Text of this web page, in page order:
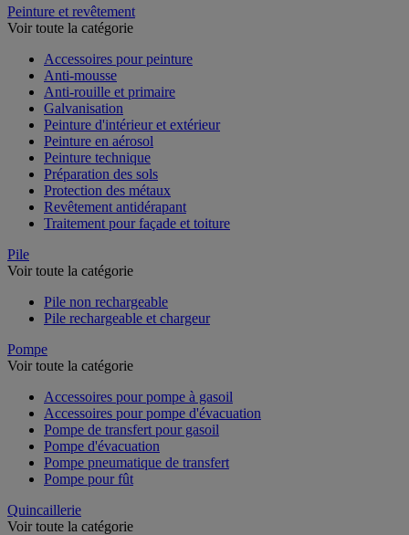
Peinture et revêtement
Voir toute la catégorie
Accessoires pour peinture
Anti-mousse
Anti-rouille et primaire
Galvanisation
Peinture d'intérieur et extérieur
Peinture en aérosol
Peinture technique
Préparation des sols
Protection des métaux
Revêtement antidérapant
Traitement pour façade et toiture
Pile
Voir toute la catégorie
Pile non rechargeable
Pile rechargeable et chargeur
Pompe
Voir toute la catégorie
Accessoires pour pompe à gasoil
Accessoires pour pompe d'évacuation
Pompe de transfert pour gasoil
Pompe d'évacuation
Pompe pneumatique de transfert
Pompe pour fût
Quincaillerie
Voir toute la catégorie